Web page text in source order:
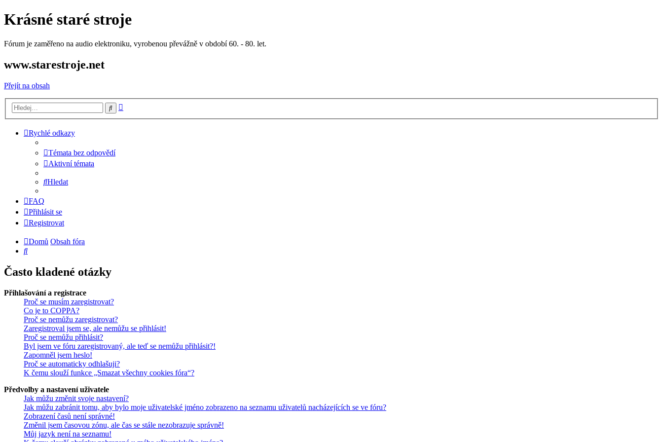
Krásné staré stroje
Fórum je zaměřeno na audio elektroniku, vyrobenou převážně v období 60. - 80. let.
www.starestroje.net
Přejít na obsah
Hledat
Rychlé odkazy
Témata bez odpovědí
Aktivní témata
Hledat
FAQ
Přihlásit se
Registrovat
Domů Obsah fóra
Hledat
Často kladené otázky
Přihlašování a registrace
Proč se musím zaregistrovat?
Co je to COPPA?
Proč se nemůžu zaregistrovat?
Zaregistroval jsem se, ale nemůžu se přihlásit!
Proč se nemůžu přihlásit?
Byl jsem ve fóru zaregistrovaný, ale teď se nemůžu přihlásit?!
Zapomněl jsem heslo!
Proč se automaticky odhlašuji?
K čemu slouží funkce „Smazat všechny cookies fóra“?
Předvolby a nastavení uživatele
Jak můžu změnit svoje nastavení?
Jak můžu zabránit tomu, aby bylo moje uživatelské jméno zobrazeno na seznamu uživatelů nacházejících se ve fóru?
Zobrazení časů není správné!
Změnil jsem časovou zónu, ale čas se stále nezobrazuje správně!
Můj jazyk není na seznamu!